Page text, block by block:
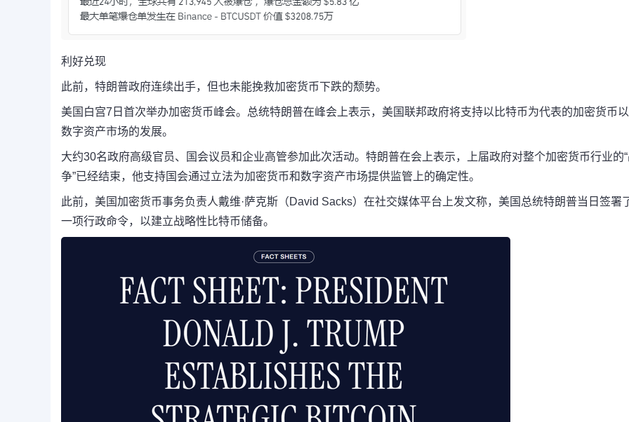
利好兑现
此前，特朗普政府连续出手，但也未能挽救加密货币下跌的颓势。
美国白宫7日首次举办加密货币峰会。总统特朗普在峰会上表示，美国联邦政府将支持以比特币为代表的加密货币
数字资产市场的发展。
大约30名政府高级官员、国会议员和企业高管参加此次活动。特朗普在会上表示，上届政府对整个加密货币行业的
争”已经结束，他支持国会通过立法为加密货币和数字资产市场提供监管上的确定性。
此前，美国加密货币事务负责人戴维·萨克斯（David Sacks）在社交媒体平台上发文称，美国总统特朗普当日签署
一项行政命令，以建立战略性比特币储备。